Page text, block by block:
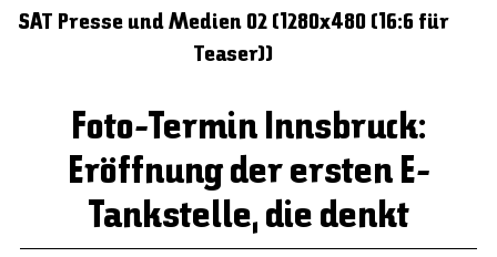
SAT Presse und Medien 02 (1280x480 (16:6 für
Teaser))
Foto-Termin Innsbruck:
Eröffnung der ersten E-
Tankstelle, die denkt